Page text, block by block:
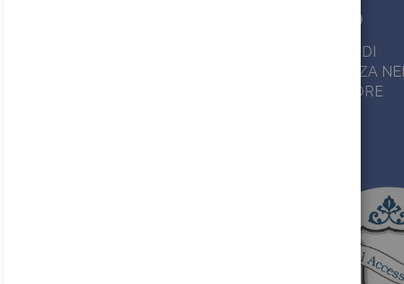
30
ANNI DI
ESPERIENZA NEL
SETTORE